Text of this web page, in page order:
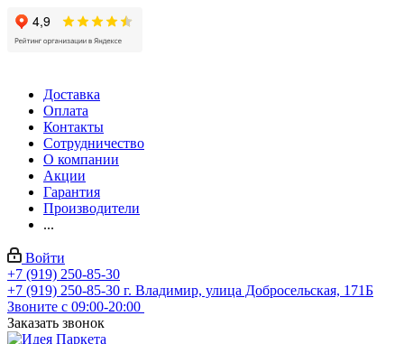
Доставка
Оплата
Контакты
Сотрудничество
О компании
Акции
Гарантия
Производители
...
Войти
+7 (919) 250-85-30
+7 (919) 250-85-30 г. Владимир, улица Добросельская, 171Б
Звоните с 09:00-20:00
Заказать звонок